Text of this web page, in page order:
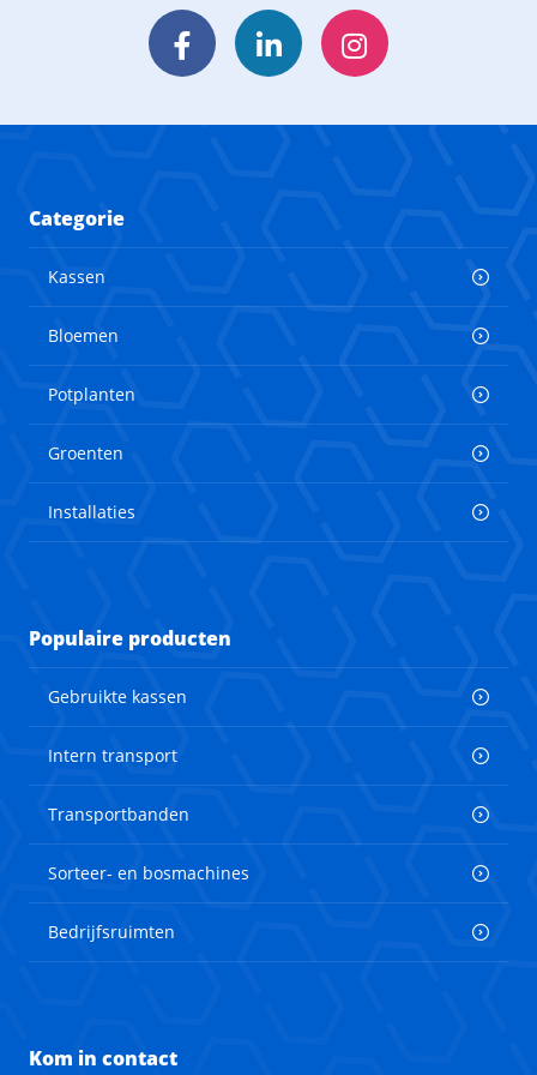
FacebookLinkedInInstagram
Categorie
Kassen
Bloemen
Potplanten
Groenten
Installaties
Populaire producten
Gebruikte kassen
Intern transport
Transportbanden
Sorteer- en bosmachines
Bedrijfsruimten
Kom in contact